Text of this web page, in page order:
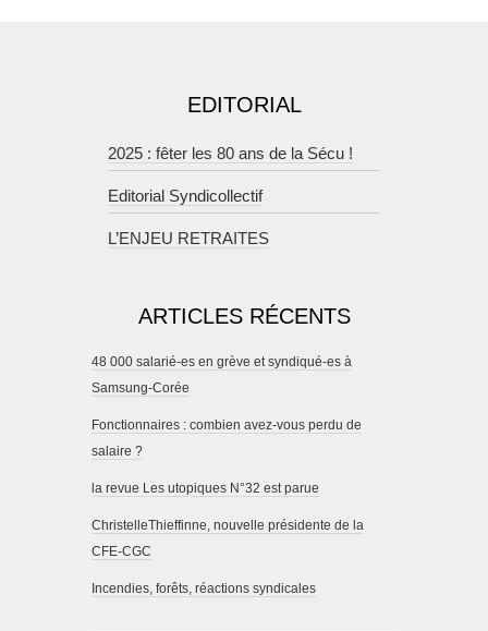
EDITORIAL
2025 : fêter les 80 ans de la Sécu !
Editorial Syndicollectif
L’ENJEU RETRAITES
ARTICLES RÉCENTS
48 000 salarié-es en grève et syndiqué-es à
Samsung-Corée
Fonctionnaires : combien avez-vous perdu de
salaire ?
la revue Les utopiques N°32 est parue
ChristelleThieffinne, nouvelle présidente de la
CFE-CGC
Incendies, forêts, réactions syndicales